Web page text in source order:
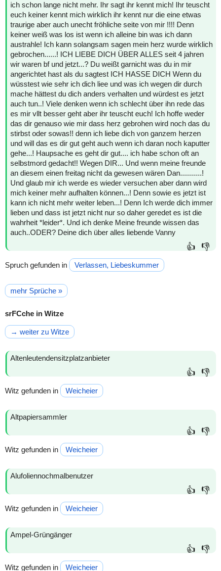
ich schon lange nicht mehr. Ihr sagt ihr kennt mich! Ihr teuscht
euch keiner kennt mich wirklich ihr kennt nur die eine etwas
traurige aber auch unecht fröhliche seite von mir !!!! Denn
keiner weiß was los ist wenn ich alleine bin was ich dann
austrahle! Ich kann solangsam sagen mein herz wurde wirklich
gebrochen......! ICH LIEBE DICH ÜBER ALLES seit 4 jahren
wir waren bf und jetzt...? Du weißt garnicht was du in mir
angerichtet hast als du sagtest ICH HASSE DICH Wenn du
wüsstest wie sehr ich dich liee und was ich wegen dir durch
mache hättest du dich anders verhalten und würdest es jetzt
auch tun..! Viele denken wenn ich schlecht über ihn rede das
es mir vllt besser geht aber ihr teuscht euch! Ich hoffe weder
das dir genauso wie mir dass herz gebrohen wird noch das du
stirbst oder sowas!! denn ich liebe dich von ganzem herzen
und will das es dir gut geht auch wenn ich daran noch kaputter
gehe...! Haupsache es geht dir gut.... ich habe schon oft an
selbstmord gedacht!! Wegen DIR... Und wenn meine freunde
an diesem einen freitag nicht da gewesen wären Dan...........!
Und glaub mir ich werde es wieder versuchen aber dann wird
mich keiner mehr aufhalten können...! Denn sowie es jetzt ist
kann ich nicht mehr weiter leben...! Denn Ich werde dich immer
lieben und dass ist jetzt nicht nur so daher geredet es ist die
wahrheit *leider*. Und ich denke Meine freunde wissen das
auch..ODER? Deine dich über alles liebende Vanny
👍 👎
Spruch gefunden in Verlassen, Liebeskummer
mehr Sprüche »
srFCche in Witze
→ weiter zu Witze
Altenleutendensitzplatzanbieter
👍 👎
Witz gefunden in Weicheier
Altpapiersammler
👍 👎
Witz gefunden in Weicheier
Alufoliennochmalbenutzer
👍 👎
Witz gefunden in Weicheier
Ampel-Grüngänger
👍 👎
Witz gefunden in Weicheier